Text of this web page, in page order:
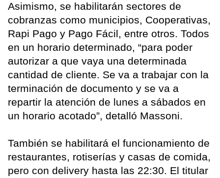
Asimismo, se habilitarán sectores de
cobranzas como municipios, Cooperativas,
Rapi Pago y Pago Fácil, entre otros. Todos
en un horario determinado, “para poder
autorizar a que vaya una determinada
cantidad de cliente. Se va a trabajar con la
terminación de documento y se va a
repartir la atención de lunes a sábados en
un horario acotado”, detalló Massoni.
También se habilitará el funcionamiento de
restaurantes, rotiserías y casas de comida,
pero con delivery hasta las 22:30. El titular